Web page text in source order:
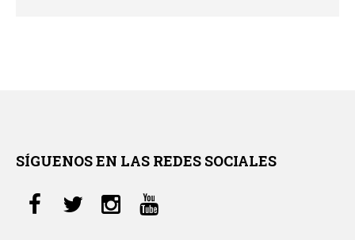
SÍGUENOS EN LAS REDES SOCIALES